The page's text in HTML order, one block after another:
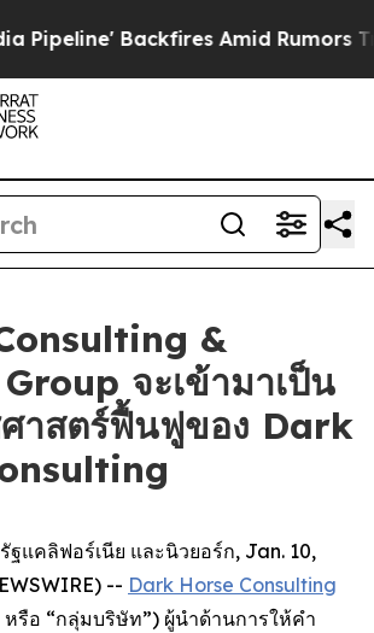
Backfires Amid Rumors
&
จะเข้ามาเป็น
าสตร์ฟื้นฟูของ Dark
ฐแคลิฟอร์เนีย และนิวยอร์ก, Jan. 10,
-- Dark Horse Consulting
หรือ “กลุ่มบริษัท”) ผู้นำด้านการให้คำ